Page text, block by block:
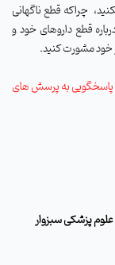
چراکه قطع ناگهانی
قطع داروهای خود و
خود مشورت کنید.
190 آماده پاسخگویی به پرسش های
پزشکی سبزوار